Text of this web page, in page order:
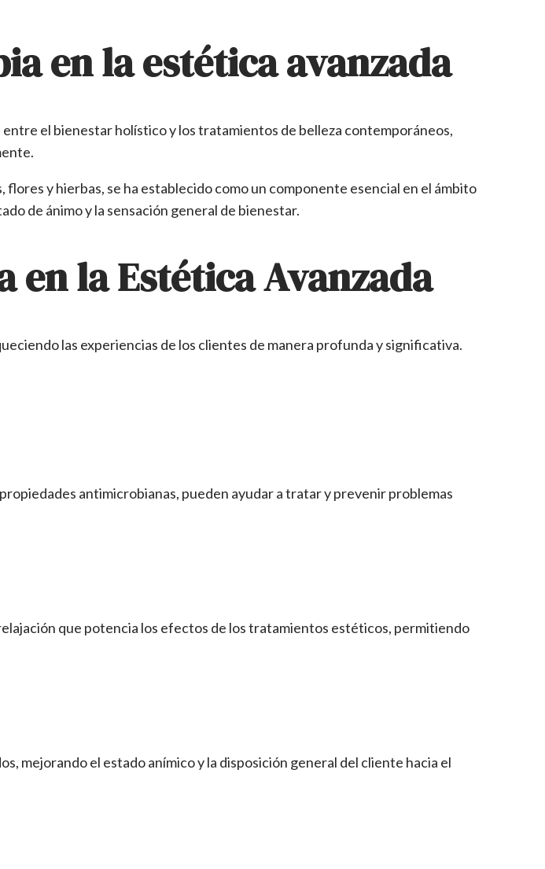
en la estética avanzada
el bienestar holístico y los tratamientos de belleza contemporáneos,
y hierbas, se ha establecido como un componente esencial en el ámbito
de ánimo y la sensación general de bienestar.
en la Estética Avanzada
las experiencias de los clientes de manera profunda y significativa.
antimicrobianas, pueden ayudar a tratar y prevenir problemas
que potencia los efectos de los tratamientos estéticos, permitiendo
mejorando el estado anímico y la disposición general del cliente hacia el